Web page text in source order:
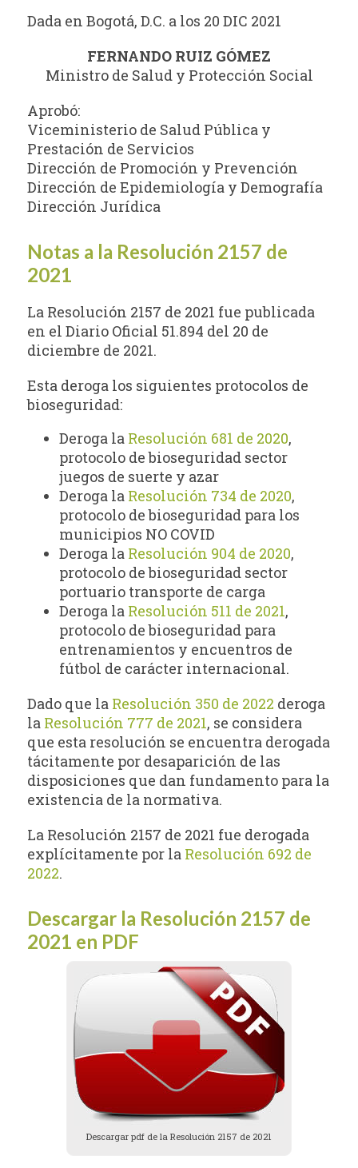
Dada en Bogotá, D.C. a los 20 DIC 2021
FERNANDO RUIZ GÓMEZ
Ministro de Salud y Protección Social
Aprobó:
Viceministerio de Salud Pública y
Prestación de Servicios
Dirección de Promoción y Prevención
Dirección de Epidemiología y Demografía
Dirección Jurídica
Notas a la Resolución 2157 de
2021
La Resolución 2157 de 2021 fue publicada
en el Diario Oficial 51.894 del 20 de
diciembre de 2021.
Esta deroga los siguientes protocolos de
bioseguridad:
Deroga la Resolución 681 de 2020,
protocolo de bioseguridad sector
juegos de suerte y azar
Deroga la Resolución 734 de 2020,
protocolo de bioseguridad para los
municipios NO COVID
Deroga la Resolución 904 de 2020,
protocolo de bioseguridad sector
portuario transporte de carga
Deroga la Resolución 511 de 2021,
protocolo de bioseguridad para
entrenamientos y encuentros de
fútbol de carácter internacional.
Dado que la Resolución 350 de 2022 deroga
la Resolución 777 de 2021, se considera
que esta resolución se encuentra derogada
tácitamente por desaparición de las
disposiciones que dan fundamento para la
existencia de la normativa.
La Resolución 2157 de 2021 fue derogada
explícitamente por la Resolución 692 de
2022.
Descargar la Resolución 2157 de
2021 en PDF
Descargar pdf de la Resolución 2157 de 2021